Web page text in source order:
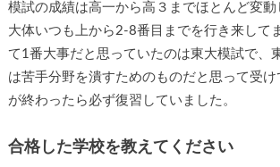
模試の成績は高一から高３までほとんど変動
大体いつも上から2-8番目までを行き来して
て1番大事だと思っていたのは東大模試で、
は苦手分野を潰すためのものだと思って受
が終わったら必ず復習していました。
合格した学校を教えてください